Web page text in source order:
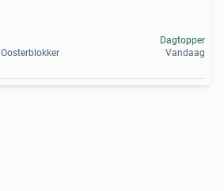
Oosterblokker
Dagtopper
Vandaag